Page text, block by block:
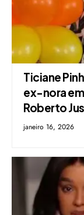
Ticiane
ex-nora
Roberto
janeiro 16, 2026